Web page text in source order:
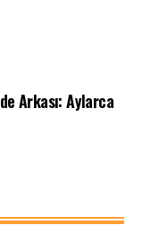
Arkası: Aylarca